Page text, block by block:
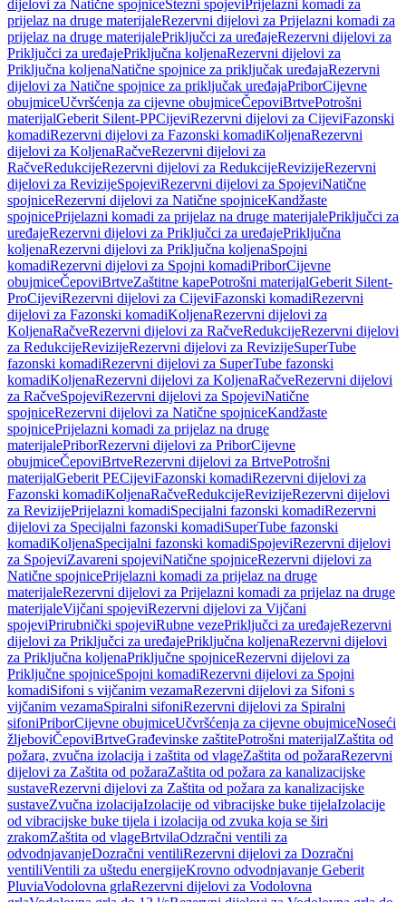
dijelovi za Natične spojniceStezni spojeviPrijelazni komadi za
prijelaz na druge materijaleRezervni dijelovi za Prijelazni komadi za
prijelaz na druge materijalePriključci za uređajeRezervni dijelovi za
Priključci za uređajePriključna koljenaRezervni dijelovi za
Priključna koljenaNatične spojnice za priključak uređajaRezervni
dijelovi za Natične spojnice za priključak uređajaPriborCijevne
obujmiceUčvršćenja za cijevne obujmiceČepoviBrtvePotrošni
materijalGeberit Silent-PPCijeviRezervni dijelovi za CijeviFazonski
komadiRezervni dijelovi za Fazonski komadiKoljenaRezervni
dijelovi za KoljenaRačveRezervni dijelovi za
RačveRedukcijeRezervni dijelovi za RedukcijeRevizijeRezervni
dijelovi za RevizijeSpojeviRezervni dijelovi za SpojeviNatične
spojniceRezervni dijelovi za Natične spojniceKandžaste
spojnicePrijelazni komadi za prijelaz na druge materijalePriključci za
uređajeRezervni dijelovi za Priključci za uređajePriključna
koljenaRezervni dijelovi za Priključna koljenaSpojni
komadiRezervni dijelovi za Spojni komadiPriborCijevne
obujmiceČepoviBrtveZaštitne kapePotrošni materijalGeberit Silent-
ProCijeviRezervni dijelovi za CijeviFazonski komadiRezervni
dijelovi za Fazonski komadiKoljenaRezervni dijelovi za
KoljenaRačveRezervni dijelovi za RačveRedukcijeRezervni dijelovi
za RedukcijeRevizijeRezervni dijelovi za RevizijeSuperTube
fazonski komadiRezervni dijelovi za SuperTube fazonski
komadiKoljenaRezervni dijelovi za KoljenaRačveRezervni dijelovi
za RačveSpojeviRezervni dijelovi za SpojeviNatične
spojniceRezervni dijelovi za Natične spojniceKandžaste
spojnicePrijelazni komadi za prijelaz na druge
materijalePriborRezervni dijelovi za PriborCijevne
obujmiceČepoviBrtveRezervni dijelovi za BrtvePotrošni
materijalGeberit PECijeviFazonski komadiRezervni dijelovi za
Fazonski komadiKoljenaRačveRedukcijeRevizijeRezervni dijelovi
za RevizijePrijelazni komadiSpecijalni fazonski komadiRezervni
dijelovi za Specijalni fazonski komadiSuperTube fazonski
komadiKoljenaSpecijalni fazonski komadiSpojeviRezervni dijelovi
za SpojeviZavareni spojeviNatične spojniceRezervni dijelovi za
Natične spojnicePrijelazni komadi za prijelaz na druge
materijaleRezervni dijelovi za Prijelazni komadi za prijelaz na druge
materijaleVijčani spojeviRezervni dijelovi za Vijčani
spojeviPrirubnički spojeviRubne vezePriključci za uređajeRezervni
dijelovi za Priključci za uređajePriključna koljenaRezervni dijelovi
za Priključna koljenaPriključne spojniceRezervni dijelovi za
Priključne spojniceSpojni komadiRezervni dijelovi za Spojni
komadiSifoni s vijčanim vezamaRezervni dijelovi za Sifoni s
vijčanim vezamaSpiralni sifoniRezervni dijelovi za Spiralni
sifoniPriborCijevne obujmiceUčvršćenja za cijevne obujmiceNoseći
žljeboviČepoviBrtveGrađevinske zaštitePotrošni materijalZaštita od
požara, zvučna izolacija i zaštita od vlageZaštita od požaraRezervni
dijelovi za Zaštita od požaraZaštita od požara za kanalizacijske
sustaveRezervni dijelovi za Zaštita od požara za kanalizacijske
sustaveZvučna izolacijaIzolacije od vibracijske buke tijelaIzolacije
od vibracijske buke tijela i izolacija od zvuka koja se širi
zrakomZaštita od vlageBrtvilaOdzračni ventili za
odvodnjavanjeDozračni ventiliRezervni dijelovi za Dozračni
ventiliVentili za uštedu energijeKrovno odvodnjavanje Geberit
PluviaVodolovna grlaRezervni dijelovi za Vodolovna